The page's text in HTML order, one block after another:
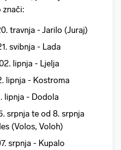
travnja - Jarilo (Juraj)
svibnja - Lada
lipnja - Ljelja
lipnja - Kostroma
lipnja - Dodola
srpnja te od 8. srpnja
(Volos, Voloh)
srpnja - Kupalo